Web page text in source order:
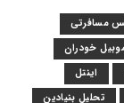
مسافرتی
خودران
اینتل
تحلیل بنیادین